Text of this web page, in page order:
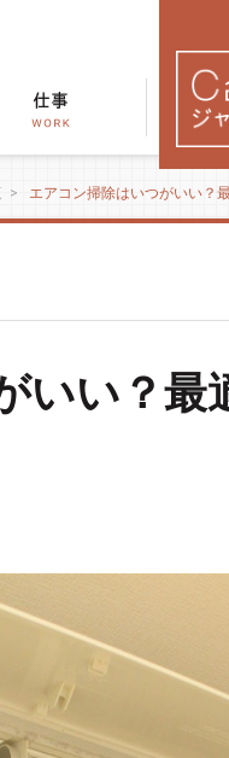
> エアコン掃除はいつがいい？
いい？最